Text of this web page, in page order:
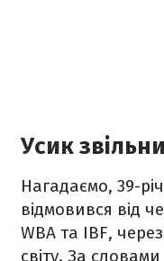
Усик
Нагадаємо, 39-
відмовився від
WBA та IBF,
світу. За